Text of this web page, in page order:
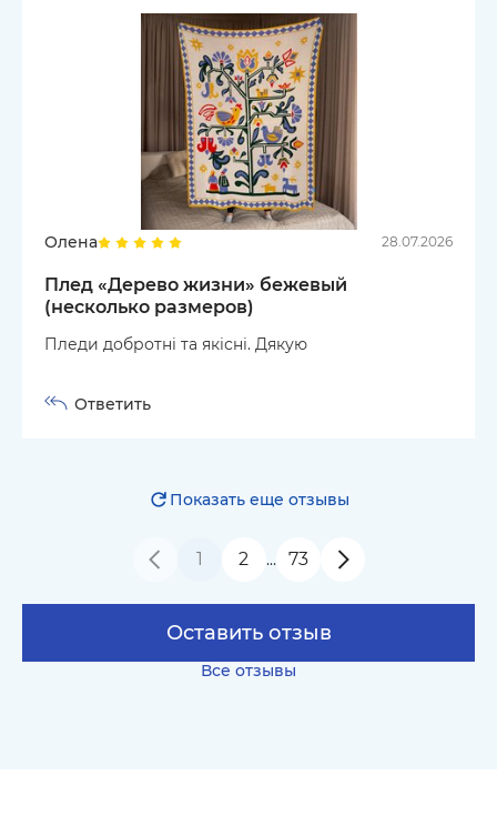
Олена 28.07.2026
Плед «Дерево жизни» бежевый
(несколько размеров)
Пледи добротні та якісні. Дякую
Ответить
Все отзывы
Оставить отзыв
Показать еще отзывы
1 2 … 73